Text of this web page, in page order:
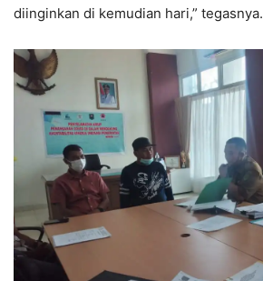
diinginkan di kemudian hari,” tegasnya.